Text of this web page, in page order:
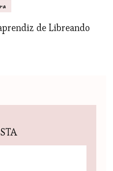
de Libreando